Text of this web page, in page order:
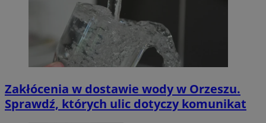
Zakłócenia w dostawie wody w Orzeszu.
Sprawdź, których ulic dotyczy komunikat